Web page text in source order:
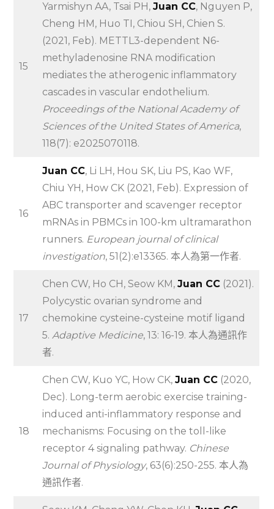
15
Yarmishyn AA, Tsai PH,Juan CC, Nguyen P,
Cheng HM, Huo TI, Chiou SH, Chien S.
(2021, Feb). METTL3-dependent N6-
methyladenosine RNA modification
mediates the atherogenic inflammatory
cascades in vascular endothelium.
Proceedings of the National Academy of
Sciences of the United States of America,
118(7): e2025070118.
16
Juan CC, Li LH, Hou SK, Liu PS, Kao WF,
Chiu YH, How CK (2021, Feb). Expression of
ABC transporter and scavenger receptor
mRNAs in PBMCs in 100-km ultramarathon
runners. European journal of clinical
investigation, 51(2):e13365. 本人為第一作者.
17
Chen CW, Ho CH, Seow KM,Juan CC (2021).
Polycystic ovarian syndrome and
chemokine cysteine-cysteine motif ligand
5.Adaptive Medicine, 13: 16-19. 本人為通訊作
者.
18
Chen CW, Kuo YC, How CK,Juan CC (2020,
Dec). Long-term aerobic exercise training-
induced anti-inflammatory response and
mechanisms: Focusing on the toll-like
receptor 4 signaling pathway. Chinese
Journal of Physiology, 63(6):250-255. 本人為
通訊作者.